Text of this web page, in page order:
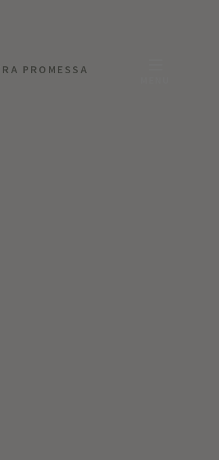
PROMESSA